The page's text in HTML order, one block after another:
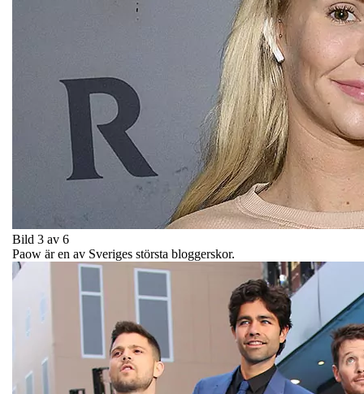
Bild 3 av 6
Paow är en av Sveriges största bloggerskor.